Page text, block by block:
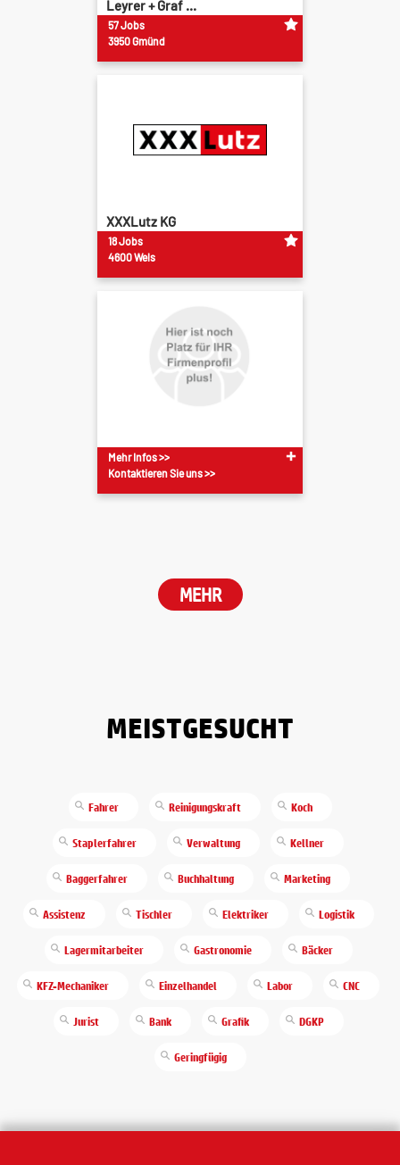
Leyrer + Graf ...
57 Jobs
3950 Gmünd
XXXLutz KG
18 Jobs
4600 Wels
Mehr Infos >>
Kontaktieren Sie uns >>
MEHR
MEISTGESUCHT
Fahrer Reinigungskraft Koch
Staplerfahrer Verwaltung Kellner
Baggerfahrer Buchhaltung Marketing
Assistenz Tischler Elektriker Logistik
Lagermitarbeiter Gastronomie Bäcker
KFZ-Mechaniker Einzelhandel Labor CNC
Jurist Bank Grafik DGKP
Geringfügig